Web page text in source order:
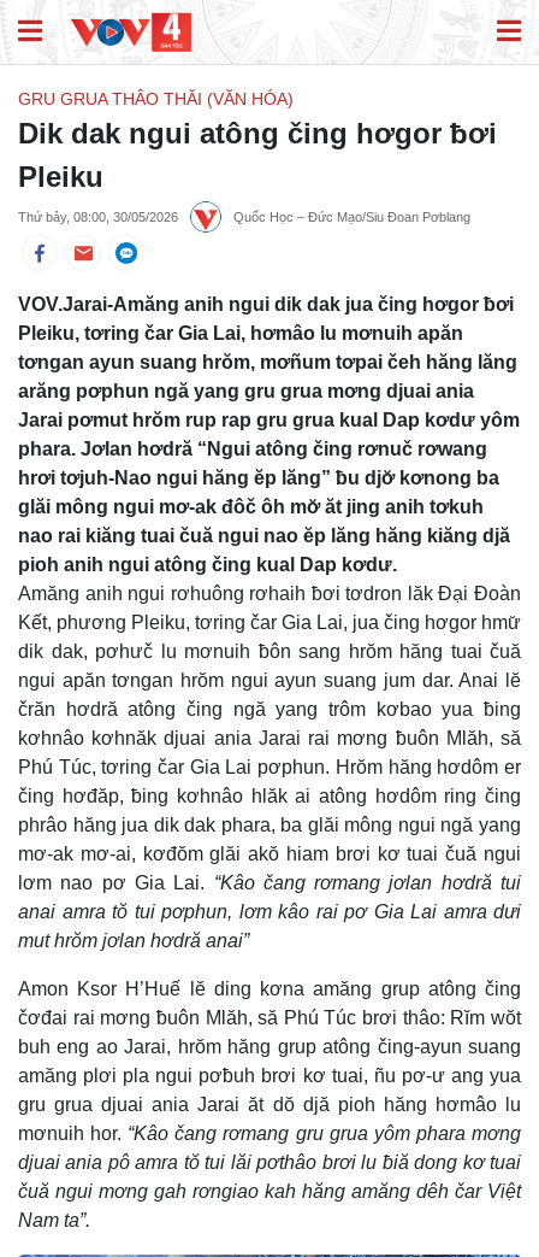
GRU GRUA THÂO THĂI (VĂN HÓA)
Dik dak ngui atông čing hơgor ƀơi
Pleiku
Thứ bảy, 08:00, 30/05/2026 Quốc Học – Đức Mạo/Siu Đoan Pơblang
VOV.Jarai-Amăng anih ngui dik dak jua čing hơgor ƀơi
Pleiku, tơring čar Gia Lai, hơmâo lu mơnuih apăn
tơngan ayun suang hrŏm, mơñum tơpai čeh hăng lăng
arăng pơphun ngă yang gru grua mơng djuai ania
Jarai pơmut hrŏm rup rap gru grua kual Dap kơdư yôm
phara. Jơlan hơdră “Ngui atông čing rơnuč rơwang
hrơi tơjuh-Nao ngui hăng ĕp lăng” ƀu djơ̆ kơnong ba
glăi mông ngui mơ-ak đôč ôh mơ̆ ăt jing anih tơkuh
nao rai kiăng tuai čuă ngui nao ĕp lăng hăng kiăng djă
pioh anih ngui atông čing kual Dap kơdư.
Amăng anih ngui rơhuông rơhaih ƀơi tơdron lăk Đại Đoàn
Kết, phương Pleiku, tơring čar Gia Lai, jua čing hơgor hmư̆
dik dak, pơhưč lu mơnuih ƀôn sang hrŏm hăng tuai čuă
ngui apăn tơngan hrŏm ngui ayun suang jum dar. Anai lĕ
črăn hơdră atông čing ngă yang trôm kơbao yua ƀing
kơhnâo kơhnăk djuai ania Jarai rai mơng ƀuôn Mlăh, să
Phú Túc, tơring čar Gia Lai pơphun. Hrŏm hăng hơdôm er
čing hơđăp, ƀing kơhnâo hlăk ai atông hơdôm ring čing
phrâo hăng jua dik dak phara, ba glăi mông ngui ngă yang
mơ-ak mơ-ai, kơđŏm glăi akŏ hiam brơi kơ tuai čuă ngui
lơm nao pơ Gia Lai. “Kâo čang rơmang jơlan hơdră tui
anai amra tŏ tui pơphun, lơm kâo rai pơ Gia Lai amra dưi
mut hrŏm jơlan hơdră anai”
Amon Ksor H’Huế lĕ ding kơna amăng grup atông čing
čơđai rai mơng ƀuôn Mlăh, să Phú Túc brơi thâo: Rĭm wŏt
buh eng ao Jarai, hrŏm hăng grup atông čing-ayun suang
amăng plơi pla ngui pơƀuh brơi kơ tuai, ñu pơ-ư ang yua
gru grua djuai ania Jarai ăt dŏ djă pioh hăng hơmâo lu
mơnuih hor. “Kâo čang rơmang gru grua yôm phara mơng
djuai ania pô amra tŏ tui lăi pơthâo brơi lu ƀiă dong kơ tuai
čuă ngui mơng gah rơngiao kah hăng amăng dêh čar Việt
Nam ta”.